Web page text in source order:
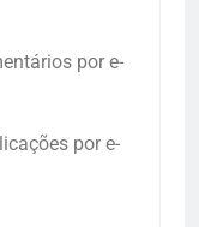
por e-
por e-